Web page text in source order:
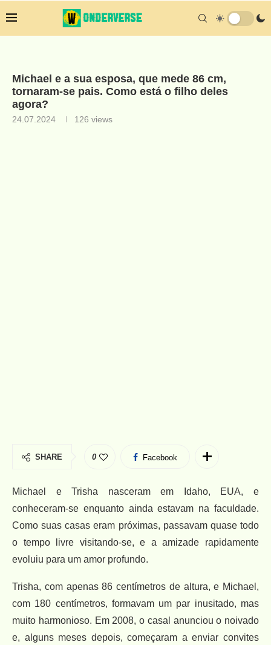
Michael e a sua esposa, que mede 86 cm,
tornaram-se pais. Como está o filho deles
agora?
24.07.2024 126 views
SHARE 0 Facebook
Michael e Trisha nasceram em Idaho, EUA, e
conheceram-se enquanto ainda estavam na faculdade.
Como suas casas eram próximas, passavam quase todo
o tempo livre visitando-se, e a amizade rapidamente
evoluiu para um amor profundo.
Trisha, com apenas 86 centímetros de altura, e Michael,
com 180 centímetros, formavam um par inusitado, mas
muito harmonioso. Em 2008, o casal anunciou o noivado
e, alguns meses depois, começaram a enviar convites